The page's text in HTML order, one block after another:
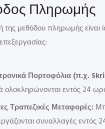
Πληρωμής
της μεθόδου πληρωμής είναι
Πορτοφόλια (π.χ.
ολοκληρώνονται εντός 24
Τραπεζικές Μεταφορές:
συναλλαγές